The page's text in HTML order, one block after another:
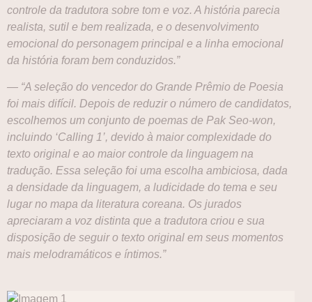
controle da tradutora sobre tom e voz. A história parecia
realista, sutil e bem realizada, e o desenvolvimento
emocional do personagem principal e a linha emocional
da história foram bem conduzidos.”
— “A seleção do vencedor do Grande Prêmio de Poesia
foi mais difícil. Depois de reduzir o número de candidatos,
escolhemos um conjunto de poemas de Pak Seo-won,
incluindo ‘Calling 1’, devido à maior complexidade do
texto original e ao maior controle da linguagem na
tradução. Essa seleção foi uma escolha ambiciosa, dada
a densidade da linguagem, a ludicidade do tema e seu
lugar no mapa da literatura coreana. Os jurados
apreciaram a voz distinta que a tradutora criou e sua
disposição de seguir o texto original em seus momentos
mais melodramáticos e íntimos.”